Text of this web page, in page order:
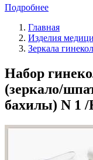
Подробнее
Главная
Изделия
Зеркала
Набор
(зеркало/
бахилы) N 1 /